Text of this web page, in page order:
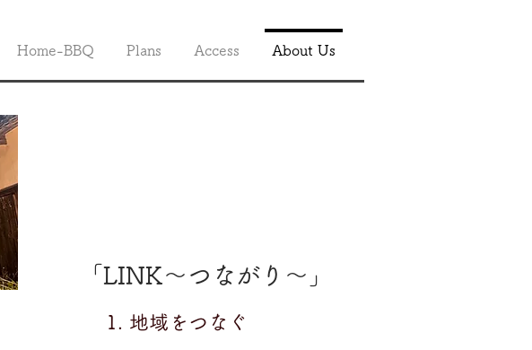
Home-BBQ Plans Access About Us
​ 1. 地域をつなぐ
「LINK​～つながり～」